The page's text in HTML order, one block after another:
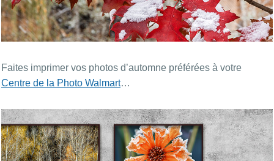
Faites imprimer vos photos d’automne préférées à votre
Centre de la Photo Walmart…